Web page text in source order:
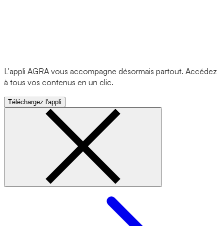
L'appli AGRA vous accompagne désormais partout. Accédez
à tous vos contenus en un clic.
Téléchargez l'appli